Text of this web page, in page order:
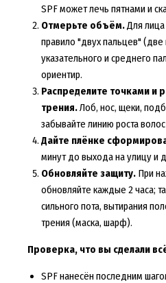
SPF может лечь пятнами и
Отмерьте объём.Для лица
правило "двух пальцев"
указательного и среднего
ориентир.
Распределите точками и
трения.Лоб, нос, щеки,
забывайте линию роста
Дайте плёнке
минут до выхода на улицу и
Обновляйте защиту.При
обновляйте каждые 2 часа;
сильного пота, вытирания
трения (маска, шарф).
Проверка, что вы сделали
SPF нанесён последним